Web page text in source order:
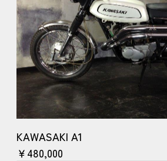
KAWASAKI A1
￥480,000